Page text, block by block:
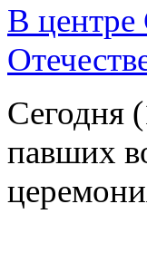
В центре
Сегодня
павших